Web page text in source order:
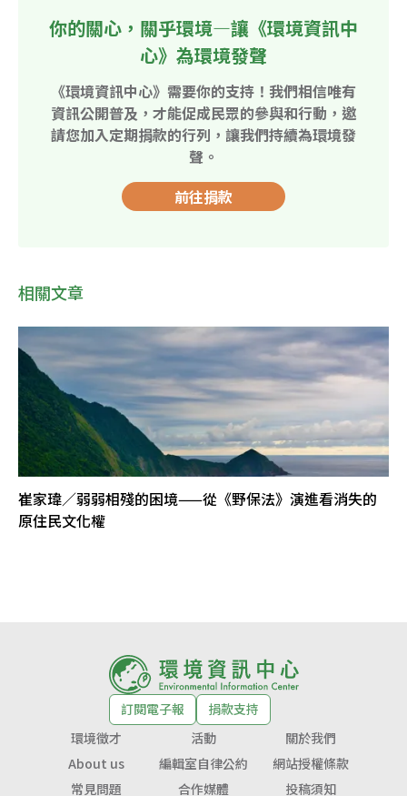
你的關心，關乎環境—讓《環境資訊中
心》為環境發聲
《環境資訊中心》需要你的支持！我們相信唯有
資訊公開普及，才能促成民眾的參與和行動，邀
請您加入定期捐款的行列，讓我們持續為環境發
聲。
前往捐款
相關文章
崔家瑋／弱弱相殘的困境——從《野保法》演進看消失的
原住民文化權
訂閱電子報
捐款支持
環境徵才
活動
關於我們
About us
編輯室自律公約
網站授權條款
常見問題
合作媒體 投稿須知